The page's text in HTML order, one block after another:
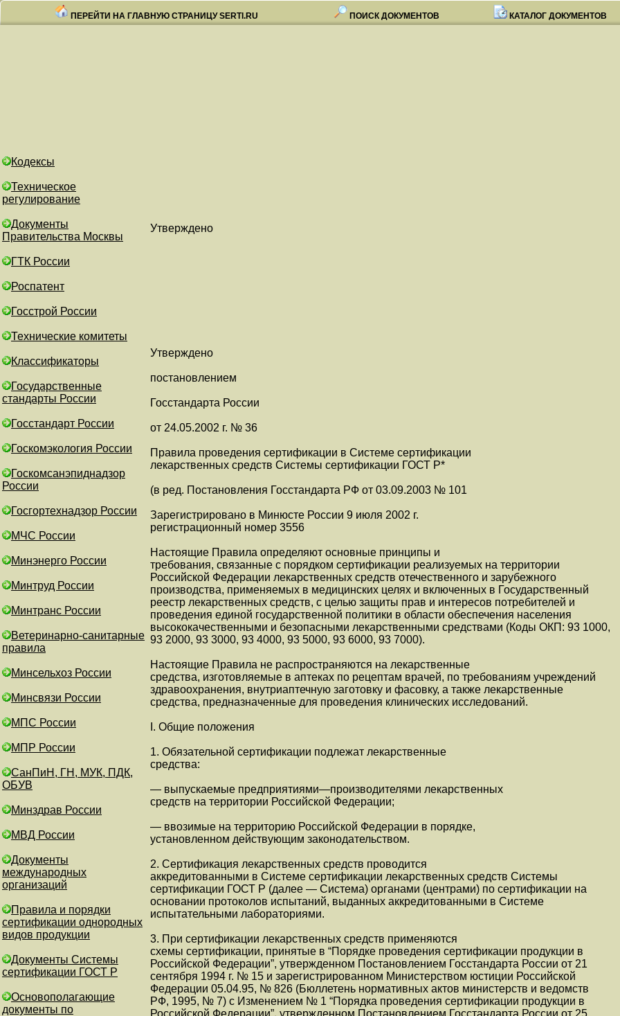
ПЕРЕЙТИ НА ГЛАВНУЮ СТРАНИЦУ SERTI.RU ПОИСК ДОКУМЕНТОВ КАТАЛОГ ДОКУМЕНТОВ
Кодексы
Техническое
регулирование
Документы
Правительства Москвы
ГТК России
Роспатент
Госстрой России
Технические комитеты
Классификаторы
Государственные
стандарты России
Госстандарт России
Госкомэкология России
Госкомсанэпиднадзор
России
Госгортехнадзор России
МЧС России
Минэнерго России
Минтруд России
Минтранс России
Ветеринарно-санитарные
правила
Минсельхоз России
Минсвязи России
МПС России
МПР России
СанПиН, ГН, МУК, ПДК,
ОБУВ
Минздрав России
МВД России
Документы
международных
организаций
Правила и порядки
сертификации однородных
видов продукции
Документы Системы
сертификации ГОСТ Р
Основополагающие
документы по
Утверждено
Утверждено
постановлением
Госстандарта России
от 24.05.2002 г. № 36
Правила проведения сертификации в Системе сертификации
лекарственных средств Системы сертификации ГОСТ Р*
(в ред. Постановления Госстандарта РФ от 03.09.2003 № 101
Зарегистрировано в Минюсте России 9 июля 2002 г.
регистрационный номер 3556
Настоящие Правила определяют основные принципы и
требования, связанные с порядком сертификации реализуемых на территории
Российской Федерации лекарственных средств отечественного и зарубежного
производства, применяемых в медицинских целях и включенных в Государственный
реестр лекарственных средств, с целью защиты прав и интересов потребителей и
проведения единой государственной политики в области обеспечения населения
высококачественными и безопасными лекарственными средствами (Коды ОКП: 93 1000,
93 2000, 93 3000, 93 4000, 93 5000, 93 6000, 93 7000).
Настоящие Правила не распространяются на лекарственные
средства, изготовляемые в аптеках по рецептам врачей, по требованиям учреждений
здравоохранения, внутриаптечную заготовку и фасовку, а также лекарственные
средства, предназначенные для проведения клинических исследований.
I. Общие положения
1. Обязательной сертификации подлежат лекарственные
средства:
— выпускаемые предприятиями—производителями лекарственных
средств на территории Российской Федерации;
— ввозимые на территорию Российской Федерации в порядке,
установленном действующим законодательством.
2. Сертификация лекарственных средств проводится
аккредитованными в Системе сертификации лекарственных средств Системы
сертификации ГОСТ Р (далее — Система) органами (центрами) по сертификации на
основании протоколов испытаний, выданных аккредитованными в Системе
испытательными лабораториями.
3. При сертификации лекарственных средств применяются
схемы сертификации, принятые в “Порядке проведения сертификации продукции в
Российской Федерации”, утвержденном Постановлением Госстандарта России от 21
сентября 1994 г. № 15 и зарегистрированном Министерством юстиции Российской
Федерации 05.04.95, № 826 (Бюллетень нормативных актов министерств и ведомств
РФ, 1995, № 7) с Изменением № 1 “Порядка проведения сертификации продукции в
Российской Федерации”, утвержденном Постановлением Госстандарта России от 25